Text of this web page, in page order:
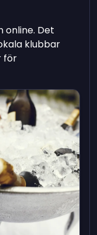
online. Det
klubbar
för